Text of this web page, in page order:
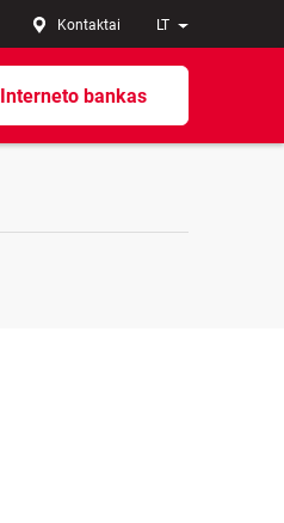
LT
Kontaktai
Interneto bankas